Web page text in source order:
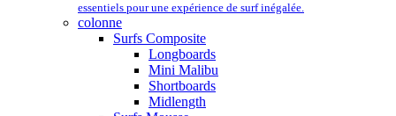
essentiels pour une expérience de surf inégalée.
colonne
Surfs Composite
Longboards
Mini Malibu
Shortboards
Midlength